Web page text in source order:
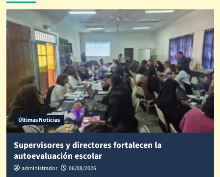
Últimas Noticias
Supervisores y directores fortalecen la
autoevaluación escolar
administrador 06/08/2026